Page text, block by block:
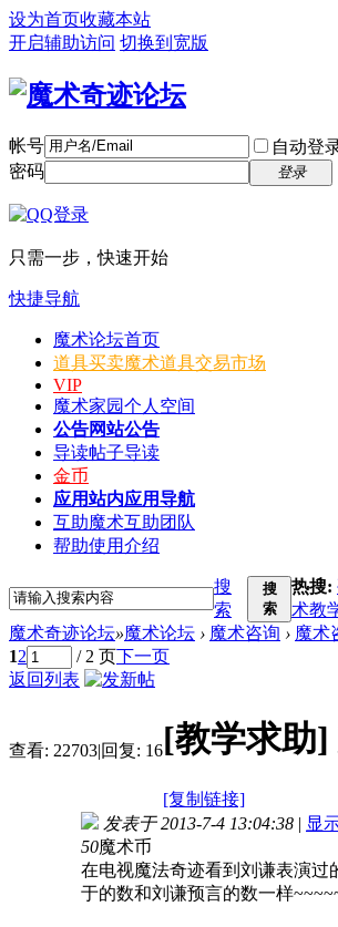
设为首页收藏本站
开启辅助访问 切换到宽版
帐号 自动登
密码
登录
只需一步，快速开始
快捷导航
魔术论坛首页
道具买卖魔术道具交易市场
VIP
魔术家园个人空间
公告网站公告
导读帖子导读
金币
应用站内应用导航
互助魔术互助团队
帮助使用介绍
搜
索
搜
索
热搜:
术教
魔术奇迹论坛»魔术论坛 › 魔术咨询 › 魔术
12 / 2 页下一页
返回列表
查看: 22703|回复: 16[教学求助]
[复制链接]
发表于 2013-7-4 13:04:38 | 显
50魔术币
在电视魔法奇迹看到刘谦表演
于的数和刘谦预言的数一样